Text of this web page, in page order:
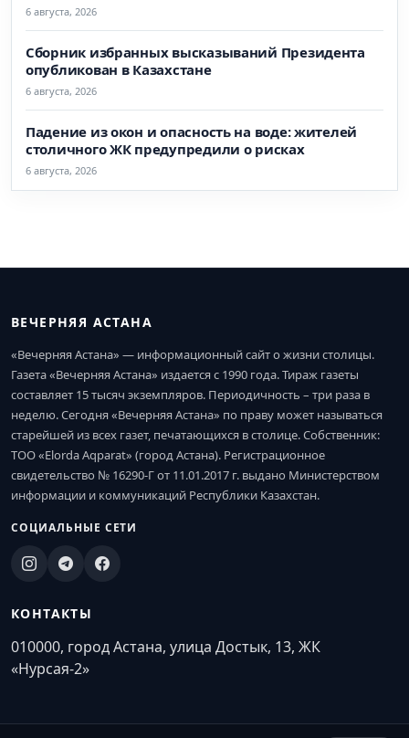
6 августа, 2026
Сборник избранных высказываний Президента
опубликован в Казахстане
6 августа, 2026
Падение из окон и опасность на воде: жителей
столичного ЖК предупредили о рисках
6 августа, 2026
ВЕЧЕРНЯЯ АСТАНА
«Вечерняя Астана» — информационный сайт о жизни столицы.
Газета «Вечерняя Астана» издается с 1990 года. Тираж газеты
составляет 15 тысяч экземпляров. Периодичность – три раза в
неделю. Сегодня «Вечерняя Астана» по праву может называться
старейшей из всех газет, печатающихся в столице. Собственник:
ТОО «Elorda Aqparat» (город Астана). Регистрационное
свидетельство № 16290-Г от 11.01.2017 г. выдано Министерством
информации и коммуникаций Республики Казахстан.
СОЦИАЛЬНЫЕ СЕТИ
КОНТАКТЫ
010000, город Астана, улица Достык, 13, ЖК
«Нурсая-2»